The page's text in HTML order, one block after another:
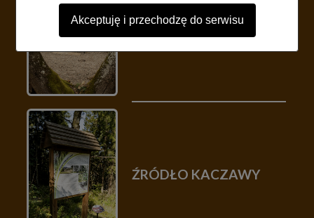
LEGENDA O
ZMYSŁAWIE
ŹRÓDŁO KACZAWY
Akceptuję i przechodzę do serwisu